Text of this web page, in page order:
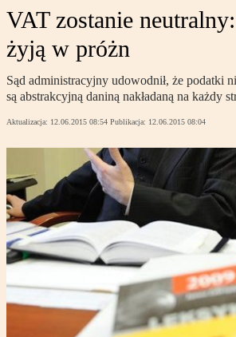
VAT zostanie
żyją w próżn
Sąd administracyjny udowodnił, że podatki
są abstrakcyjną daniną nakładaną na każdy
Aktualizacja: 12.06.2015 08:54 Publikacja: 12.06.2015 08:04